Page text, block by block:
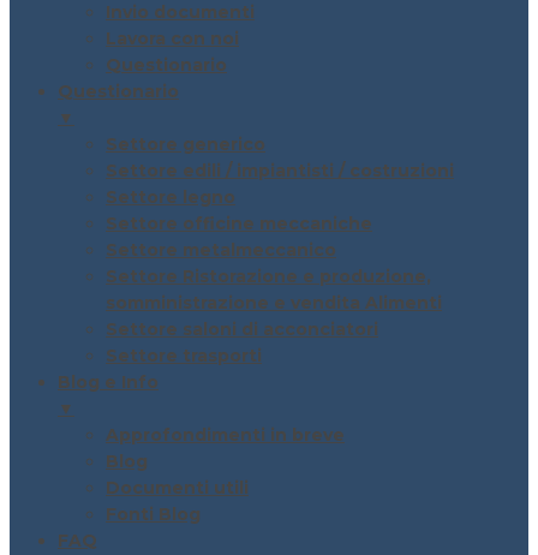
Invio documenti
Lavora con noi
Questionario
Questionario
▼
Settore generico
Settore edili / impiantisti / costruzioni
Settore legno
Settore officine meccaniche
Settore metalmeccanico
Settore Ristorazione e produzione,
somministrazione e vendita Alimenti
Settore saloni di acconciatori
Settore trasporti
Blog e Info
▼
Approfondimenti in breve
Blog
Documenti utili
Fonti Blog
FAQ